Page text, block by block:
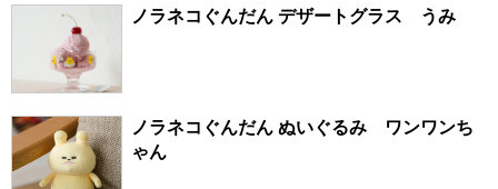
ノラネコぐんだん デザートグラス うみ
ノラネコぐんだん ぬいぐるみ ワンワンち
ゃん